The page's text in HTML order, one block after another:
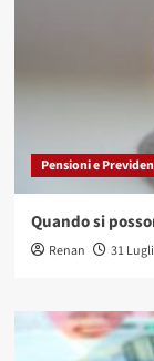
Pensioni e
Quando si
Renan 31